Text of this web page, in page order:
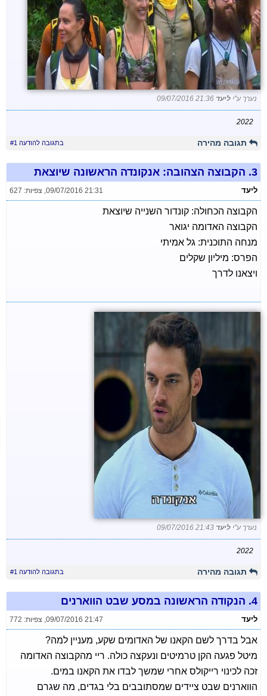
נערך ע"י ליעד 09/07/2016 21:36
2022
תגובה מהירה בתגובה להודעה #1
3. הקבוצה הצהובה: אנקונדה הראשונה שיוצאת
ליעד 09/07/2016 21:31 צפיות: 627
הקבוצה הכחולה: קונדור השנייה שיוצאת
הקבוצה האדומה יגואר
מנחה התוכנית: גל אמיתי
הפרס: מיליון שקלים
ויצאנו לדרך
נערך ע"י ליעד 09/07/2016 21:43
2022
תגובה מהירה בתגובה להודעה #1
4. הנקודה הראשונה במסע שבט הווארנים
ליעד 09/07/2016 21:47 צפיות: 772
אבל בדרך לשם הקאנו של האדומים שקע, מעניין למה?
מיטל פגעה הקן טרמיטים ונעקצה כולה. ריי מהקבוצה האדומה
זכה לכינוי רייקולס אחרי שמשך לבדו את הקאנו במים.
הווארנים שבט ציידים שמסתובבים בלי בגדים, מה שגרם